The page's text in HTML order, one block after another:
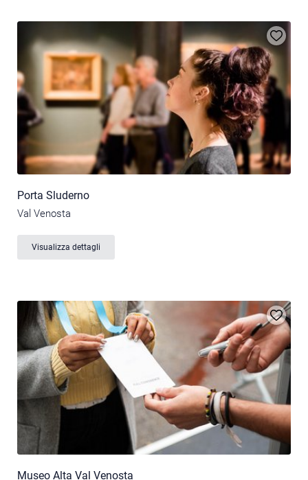
Porta Sluderno
Val Venosta
Visualizza dettagli
Museo Alta Val Venosta